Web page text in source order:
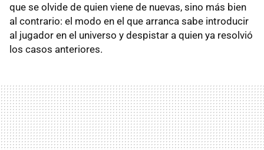
que se olvide de quien viene de nuevas, sino más bien
al contrario: el modo en el que arranca sabe introducir
al jugador en el universo y despistar a quien ya resolvió
los casos anteriores.